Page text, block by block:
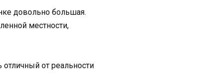
довольно большая.
местности,
от реальности